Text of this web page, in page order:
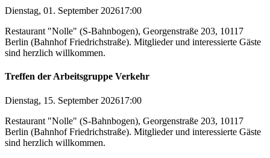
Dienstag, 01. September 202617:00
Restaurant "Nolle" (S-Bahnbogen), Georgenstraße 203, 10117
Berlin (Bahnhof Friedrichstraße). Mitglieder und interessierte Gäste
sind herzlich willkommen.
Treffen der Arbeitsgruppe Verkehr
Dienstag, 15. September 202617:00
Restaurant "Nolle" (S-Bahnbogen), Georgenstraße 203, 10117
Berlin (Bahnhof Friedrichstraße). Mitglieder und interessierte Gäste
sind herzlich willkommen.